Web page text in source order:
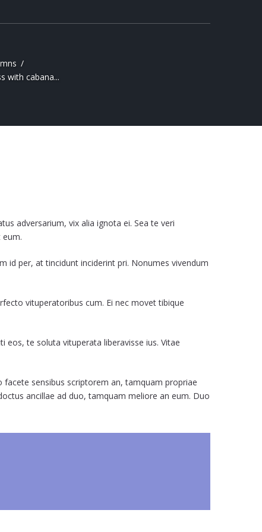
with cabana...
adversarium, vix alia ignota ei. Sea te veri
id per, at tincidunt inciderint pri. Nonumes vivendum
vituperatoribus cum. Ei nec movet tibique
eos, te soluta vituperata liberavisse ius. Vitae
facete sensibus scriptorem an, tamquam propriae
ancillae ad duo, tamquam meliore an eum. Duo